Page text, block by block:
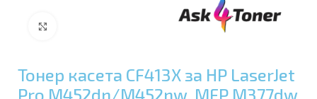
Тонер касета CF413X за HP LaserJet
Pro M452dn/M452nw, MFP M377dw